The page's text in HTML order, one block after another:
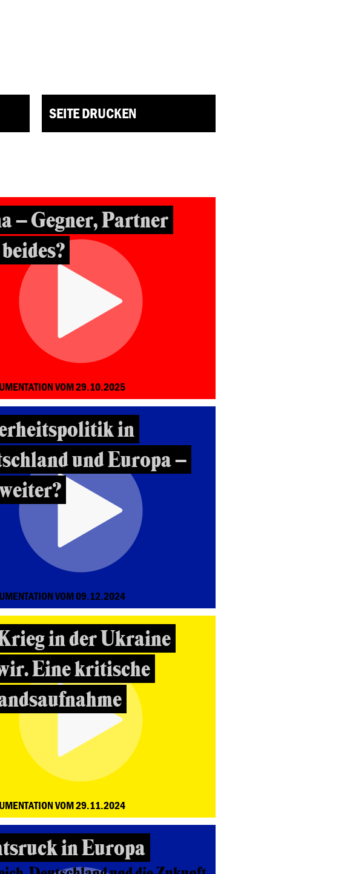
SEITE DRUCKEN
– Gegner, Partner
VOM 29.10.2025
in
und Europa –
VOM 09.12.2024
in der Ukraine
Eine kritische
VOM 29.11.2024
in Europa